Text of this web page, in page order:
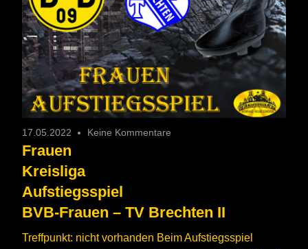
17.05.2022 Keine Kommentare
Frauen
Kreisliga
Aufstiegsspiel
BVB-Frauen – TV Brechten II
Treffpunkt: nicht vorhanden Beim Aufstiegsspiel